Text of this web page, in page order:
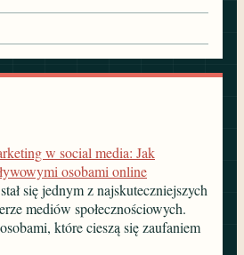
w social media: Jak
osobami online
się jednym z najskuteczniejszych
mediów społecznościowych.
które cieszą się zaufaniem